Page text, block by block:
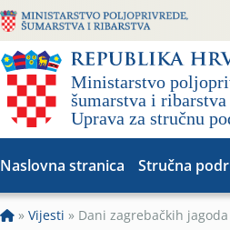
Naslovna stranica Stručna
» Vijesti » Dani zagrebačkih jagoda